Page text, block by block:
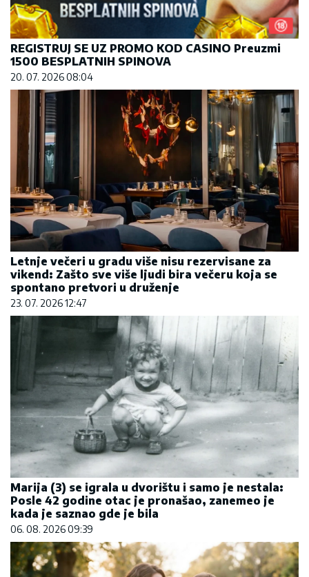
REGISTRUJ SE UZ PROMO KOD CASINO Preuzmi
1500 BESPLATNIH SPINOVA
20. 07. 2026 08:04
Letnje večeri u gradu više nisu rezervisane za
vikend: Zašto sve više ljudi bira večeru koja se
spontano pretvori u druženje
23. 07. 2026 12:47
Marija (3) se igrala u dvorištu i samo je nestala:
Posle 42 godine otac je pronašao, zanemeo je
kada je saznao gde je bila
06. 08. 2026 09:39